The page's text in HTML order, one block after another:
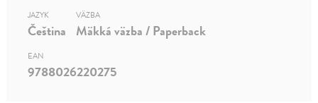
JAZYK
Čeština
VÄZBA
Mäkká väzba / Paperback
EAN
9788026220275